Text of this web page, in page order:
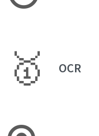
🥇 OCR